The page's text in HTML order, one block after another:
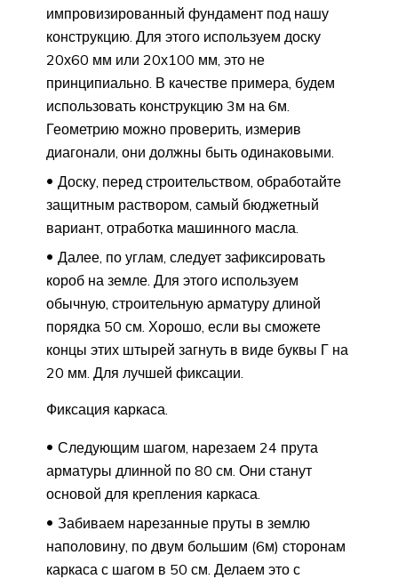
импровизированный фундамент под нашу
конструкцию. Для этого используем доску
20х60 мм или 20х100 мм, это не
принципиально. В качестве примера, будем
использовать конструкцию 3м на 6м.
Геометрию можно проверить, измерив
диагонали, они должны быть одинаковыми.
Доску, перед строительством, обработайте
защитным раствором, самый бюджетный
вариант, отработка машинного масла.
Далее, по углам, следует зафиксировать
короб на земле. Для этого используем
обычную, строительную арматуру длиной
порядка 50 см. Хорошо, если вы сможете
концы этих штырей загнуть в виде буквы Г на
20 мм. Для лучшей фиксации.
Фиксация каркаса.
Следующим шагом, нарезаем 24 прута
арматуры длинной по 80 см. Они станут
основой для крепления каркаса.
Забиваем нарезанные пруты в землю
наполовину, по двум большим (6м) сторонам
каркаса с шагом в 50 см. Делаем это с